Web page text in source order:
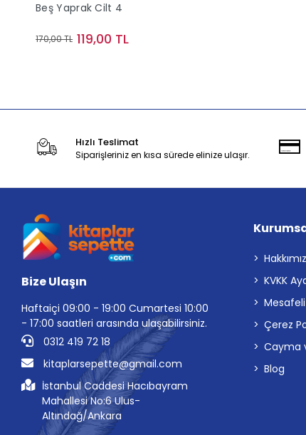
Beş Yaprak Cilt 4
170,00 TL 119,00 TL
Hızlı Teslimat
Siparişleriniz en kısa sürede elinize ulaşır.
Bize Ulaşın
Haftaiçi 09:00 - 19:00 Cumartesi 10:00
- 17:00 saatleri arasında ulaşabilirsiniz.
0312 419 72 18
kitaplarsepette@gmail.com
İstanbul Caddesi Hacıbayram
Mahallesi No:6 Ulus-
Altındağ/Ankara
KVKK
Mesafeli
Çerez
Cayma
Blog